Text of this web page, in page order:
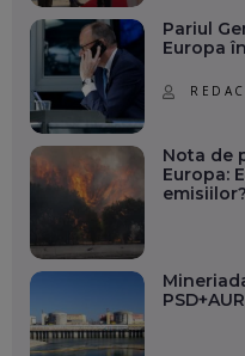
Pariul
Europa
Nota de
Europa:
PSD+AUR